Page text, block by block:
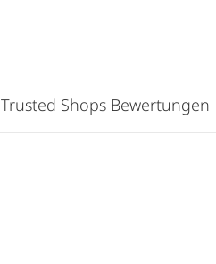
Trusted Shops Bewertungen